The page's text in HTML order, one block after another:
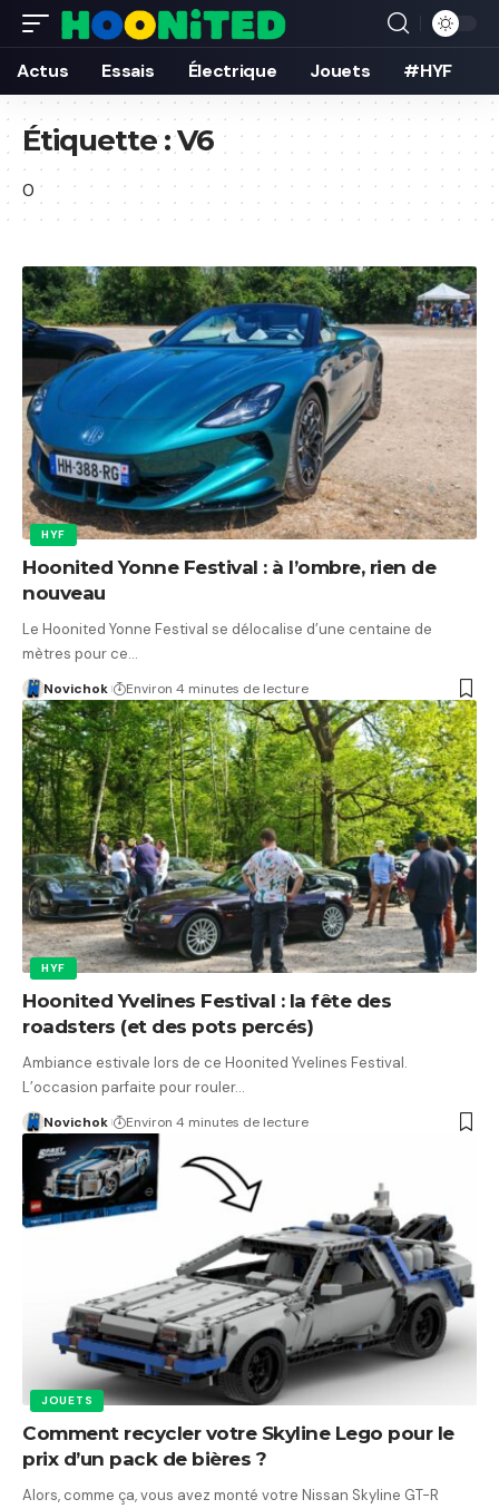
Actus Essais Électrique Jouets #HYF
Étiquette :V6
0
HYF
Hoonited Yonne Festival : à l’ombre, rien de
nouveau
Le Hoonited Yonne Festival se délocalise d’une centaine de
mètres pour ce…
Novichok Environ 4 minutes de lecture
HYF
Hoonited Yvelines Festival : la fête des
roadsters (et des pots percés)
Ambiance estivale lors de ce Hoonited Yvelines Festival.
L’occasion parfaite pour rouler…
Novichok Environ 4 minutes de lecture
JOUETS
Comment recycler votre Skyline Lego pour le
prix d’un pack de bières ?
Alors, comme ça, vous avez monté votre Nissan Skyline GT-R